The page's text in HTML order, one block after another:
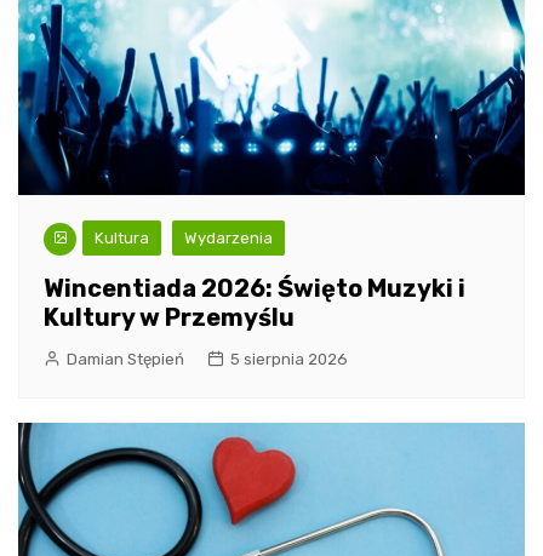
Kultura Wydarzenia
Wincentiada 2026: Święto Muzyki i
Kultury w Przemyślu
Damian Stępień 5 sierpnia 2026